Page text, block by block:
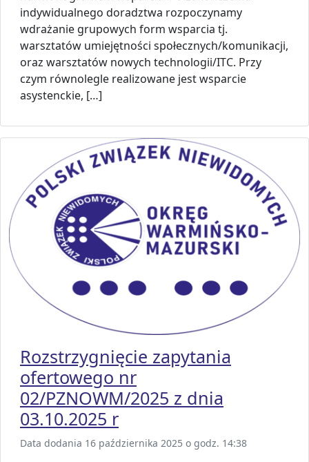
indywidualnego doradztwa rozpoczynamy
wdrażanie grupowych form wsparcia tj.
warsztatów umiejętności społecznych/komunikacji,
oraz warsztatów nowych technologii/ITC. Przy
czym równolegle realizowane jest wsparcie
asystenckie, […]
Rozstrzygnięcie zapytania
ofertowego nr
02/PZNOWM/2025 z dnia
03.10.2025 r
Data dodania 16 października 2025 o godz. 14:38